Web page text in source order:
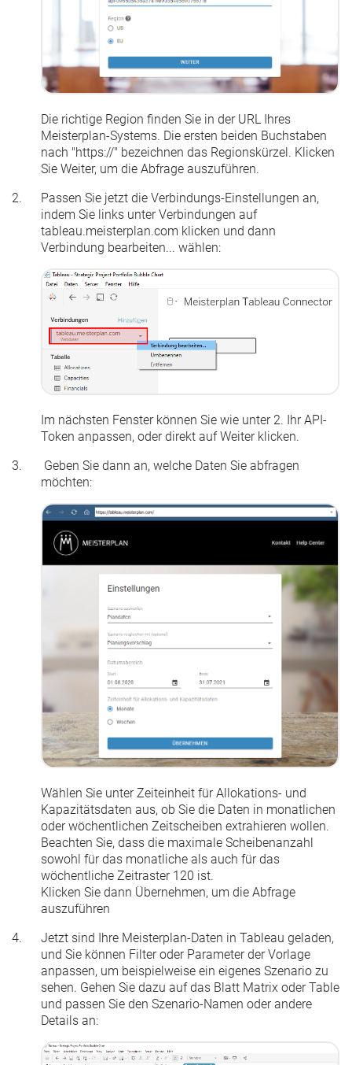
Die richtige Region finden Sie in der URL Ihres
Meisterplan-Systems. Die ersten beiden Buchstaben
nach "https://" bezeichnen das Regionskürzel. Klicken
Sie Weiter, um die Abfrage auszuführen.
Passen Sie jetzt die Verbindungs-Einstellungen an,
indem Sie links unterVerbindungen auf
tableau.meisterplan.com klicken und dann
Verbindung bearbeiten... wählen:
Im nächsten Fenster können Sie wie unter 2. Ihr API-
Token anpassen, oder direkt aufWeiterklicken.
Geben Sie dann an, welche Daten Sie abfragen
möchten:
Wählen Sie unter Zeiteinheit für Allokations- und
Kapazitätsdaten aus, ob Sie die Daten in monatlichen
oder wöchentlichen Zeitscheiben extrahieren wollen.
Beachten Sie, dass die maximale Scheibenanzahl
sowohl für das monatliche als auch für das
wöchentliche Zeitraster 120 ist.
Klicken Sie dann Übernehmen, um die Abfrage
auszuführen
Jetzt sind Ihre Meisterplan-Daten in Tableau geladen,
und Sie können Filter oder Parameter der Vorlage
anpassen, um beispielweise ein eigenes Szenario zu
sehen. Gehen Sie dazu auf das Blatt Matrix oderTable
und passen Sie den Szenario-Namen oder andere
Details an: